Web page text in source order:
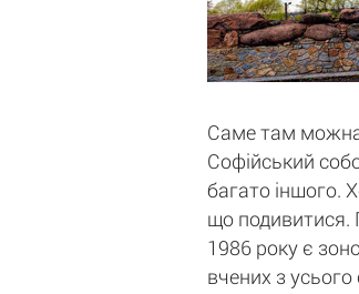
Саме там можна
Софійський
багато іншого.
що подивитися.
1986 року є
вчених з